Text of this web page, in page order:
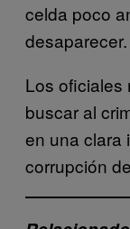
celda poco
desaparecer.
Los oficiales
buscar al
en una clara
corrupción